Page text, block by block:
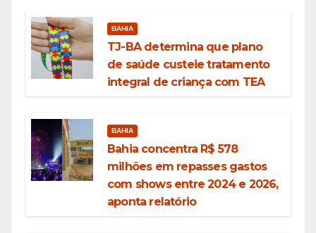
BAHIA
TJ-BA determina que plano
de saúde custeie tratamento
integral de criança com TEA
BAHIA
Bahia concentra R$ 578
milhões em repasses gastos
com shows entre 2024 e 2026,
aponta relatório